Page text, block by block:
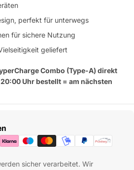
perfekt für unterwegs
für sichere Nutzung
geliefert
Combo (Type-A) direkt
Uhr bestellt = am nächsten
sicher verarbeitet. Wir